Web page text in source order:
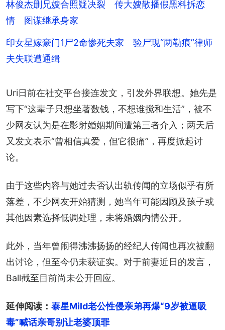
林俊杰删兄嫂合照疑决裂 传大嫂散播假黑料拆恋
情 图谋继承身家
印女星嫁豪门1尸2命惨死夫家 验尸现“两勒痕”律师
夫失联遭通缉
Uri日前在社交平台接连发文，引发外界联想。她先是
写下“这辈子只想坐著数钱，不想谁搅和生活”，被不
少网友认为是在影射婚姻期间遭第三者介入；两天后
又发文表示“曾相信真爱，但它很痛”，再度掀起讨
论。
由于这些内容与她过去否认出轨传闻的立场似乎有所
落差，不少网友开始猜测，她当年可能因顾及孩子或
其他因素选择低调处理，未将婚姻内情公开。
此外，当年曾闹得沸沸扬扬的经纪人传闻也再次被翻
出讨论，但至今仍未获证实。对于前妻近日的发言，
Ball截至目前尚未公开回应。
延伸阅读： 泰星Mild老公性侵亲弟再爆“9岁被逼吸
毒”喊话亲哥别让老婆顶罪